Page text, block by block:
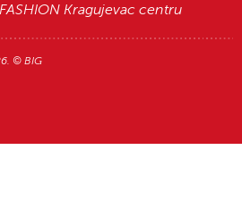
Kragujevac centru
© BIG